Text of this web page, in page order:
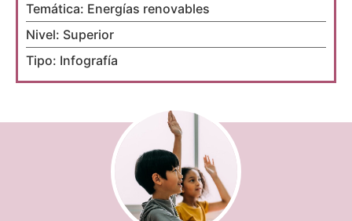
Temática: Energías renovables
Nivel: Superior
Tipo: Infografía